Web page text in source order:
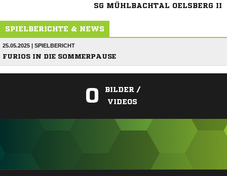
SG MÜHLBACHTAL OELSBERG II
SPIELBERICHTE & NEWS
25.05.2025 | SPIELBERICHT
FURIOS IN DIE SOMMERPAUSE
0
BILDER /
VIDEOS